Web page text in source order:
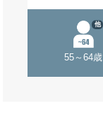
55～64歳
他